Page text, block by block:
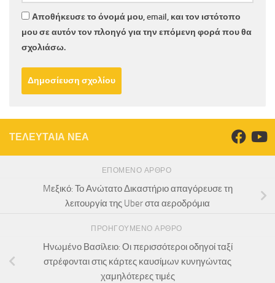
Αποθήκευσε το όνομά μου, email, και τον ιστότοπο
μου σε αυτόν τον πλοηγό για την επόμενη φορά που θα
σχολιάσω.
ΤΕΛΕΥΤΑΙΑ ΝΕΑ
ΕΠΌΜΕΝΟ ΆΡΘΡΟ
Mεξικό: Το Ανώτατο Δικαστήριο απαγόρευσε τη
λειτουργία της Uber στα αεροδρόμια
ΠΡΟΗΓΟΎΜΕΝΟ ΆΡΘΡΟ
Ηνωμένο Βασίλειο: Οι περισσότεροι οδηγοί ταξί
στρέφονται στις κάρτες καυσίμων κυνηγώντας
χαμηλότερες τιμές